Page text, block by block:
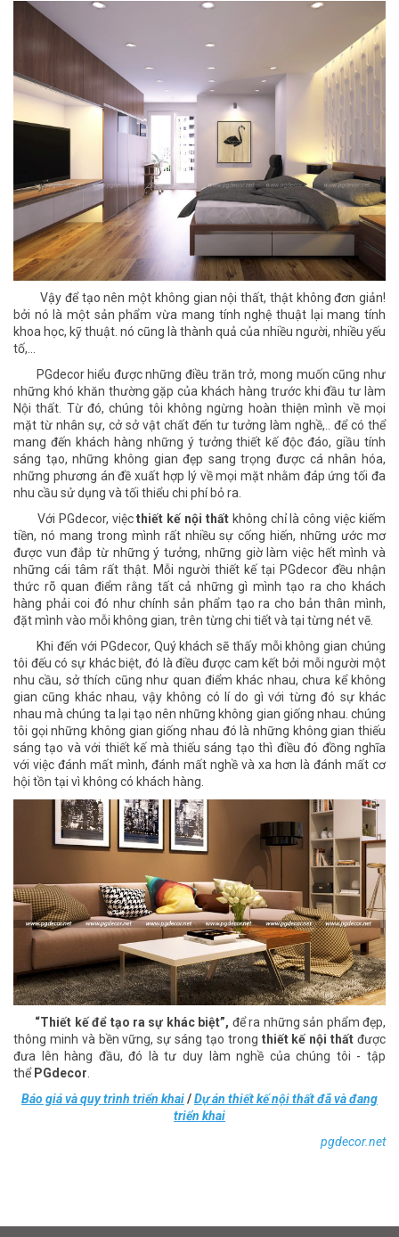
Vậy để tạo nên một không gian nội thất, thật không đơn giản!
bởi nó là một sản phẩm vừa mang tính nghệ thuật lại mang tính
khoa học, kỹ thuật. nó cũng là thành quả của nhiều người, nhiều yếu
tố,...
PGdecor hiểu được những điều trăn trở, mong muốn cũng như
những khó khăn thường gặp của khách hàng trước khi đầu tư làm
Nội thất. Từ đó, chúng tôi không ngừng hoàn thiện mình về mọi
mặt từ nhân sự, cở sở vật chất đến tư tưởng làm nghề,.. để có thể
mang đến khách hàng những ý tưởng thiết kế độc đáo, giầu tính
sáng tạo, những không gian đẹp sang trọng được cá nhân hóa,
những phương án đề xuất hợp lý về mọi mặt nhằm đáp ứng tối đa
nhu cầu sử dụng và tối thiểu chi phí bỏ ra.
Với PGdecor, việcthiết kế nội thấtkhông chỉ là công việc kiếm
tiền, nó mang trong mình rất nhiều sự cống hiến, những ước mơ
được vun đắp từ những ý tưởng, những giờ làm việc hết mình và
những cái tâm rất thật. Mỗi người thiết kế tại PGdecor đều nhận
thức rõ quan điểm rằng tất cả những gì mình tạo ra cho khách
hàng phải coi đó như chính sản phẩm tạo ra cho bản thân mình,
đặt mình vào mỗi không gian, trên từng chi tiết và tại từng nét vẽ.
Khi đến với PGdecor, Quý khách sẽ thấy mỗi không gian chúng
tôi đếu có sự khác biệt, đó là điều được cam kết bởi mỗi người một
nhu cầu, sở thích cũng như quan điểm khác nhau, chưa kể không
gian cũng khác nhau, vậy không có lí do gì với từng đó sự khác
nhau mà chúng ta lại tạo nên những không gian giống nhau. chúng
tôi gọi những không gian giống nhau đó là những không gian thiếu
sáng tạo và với thiết kế mà thiếu sáng tạo thì điều đó đồng nghĩa
với việc đánh mất mình, đánh mất nghề và xa hơn là đánh mất cơ
hội tồn tại vì không có khách hàng.
“T hiết kế để tạo ra sự khác biệt”, để ra những sản phẩm đẹp,
thông minh và bền vững, sự sáng tạo trong thiết kế nội thất được
đưa lên hàng đầu, đó là tư duy làm nghề của chúng tôi - tập
thể PGdecor
Báo giá và quy trình triển khai/Dự án thiết kế nội thất đã và đang
triển khai
pgdecor.net